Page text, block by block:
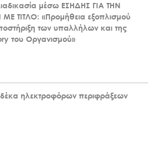
μέσω ΕΣΗΔΗΣ ΓΙΑ ΤΗΝ
ΤΙΤΛΟ: «Προμήθεια εξοπλισμού
των υπαλλήλων και της
του Οργανισμού»
ηλεκτροφόρων περιφράξεων